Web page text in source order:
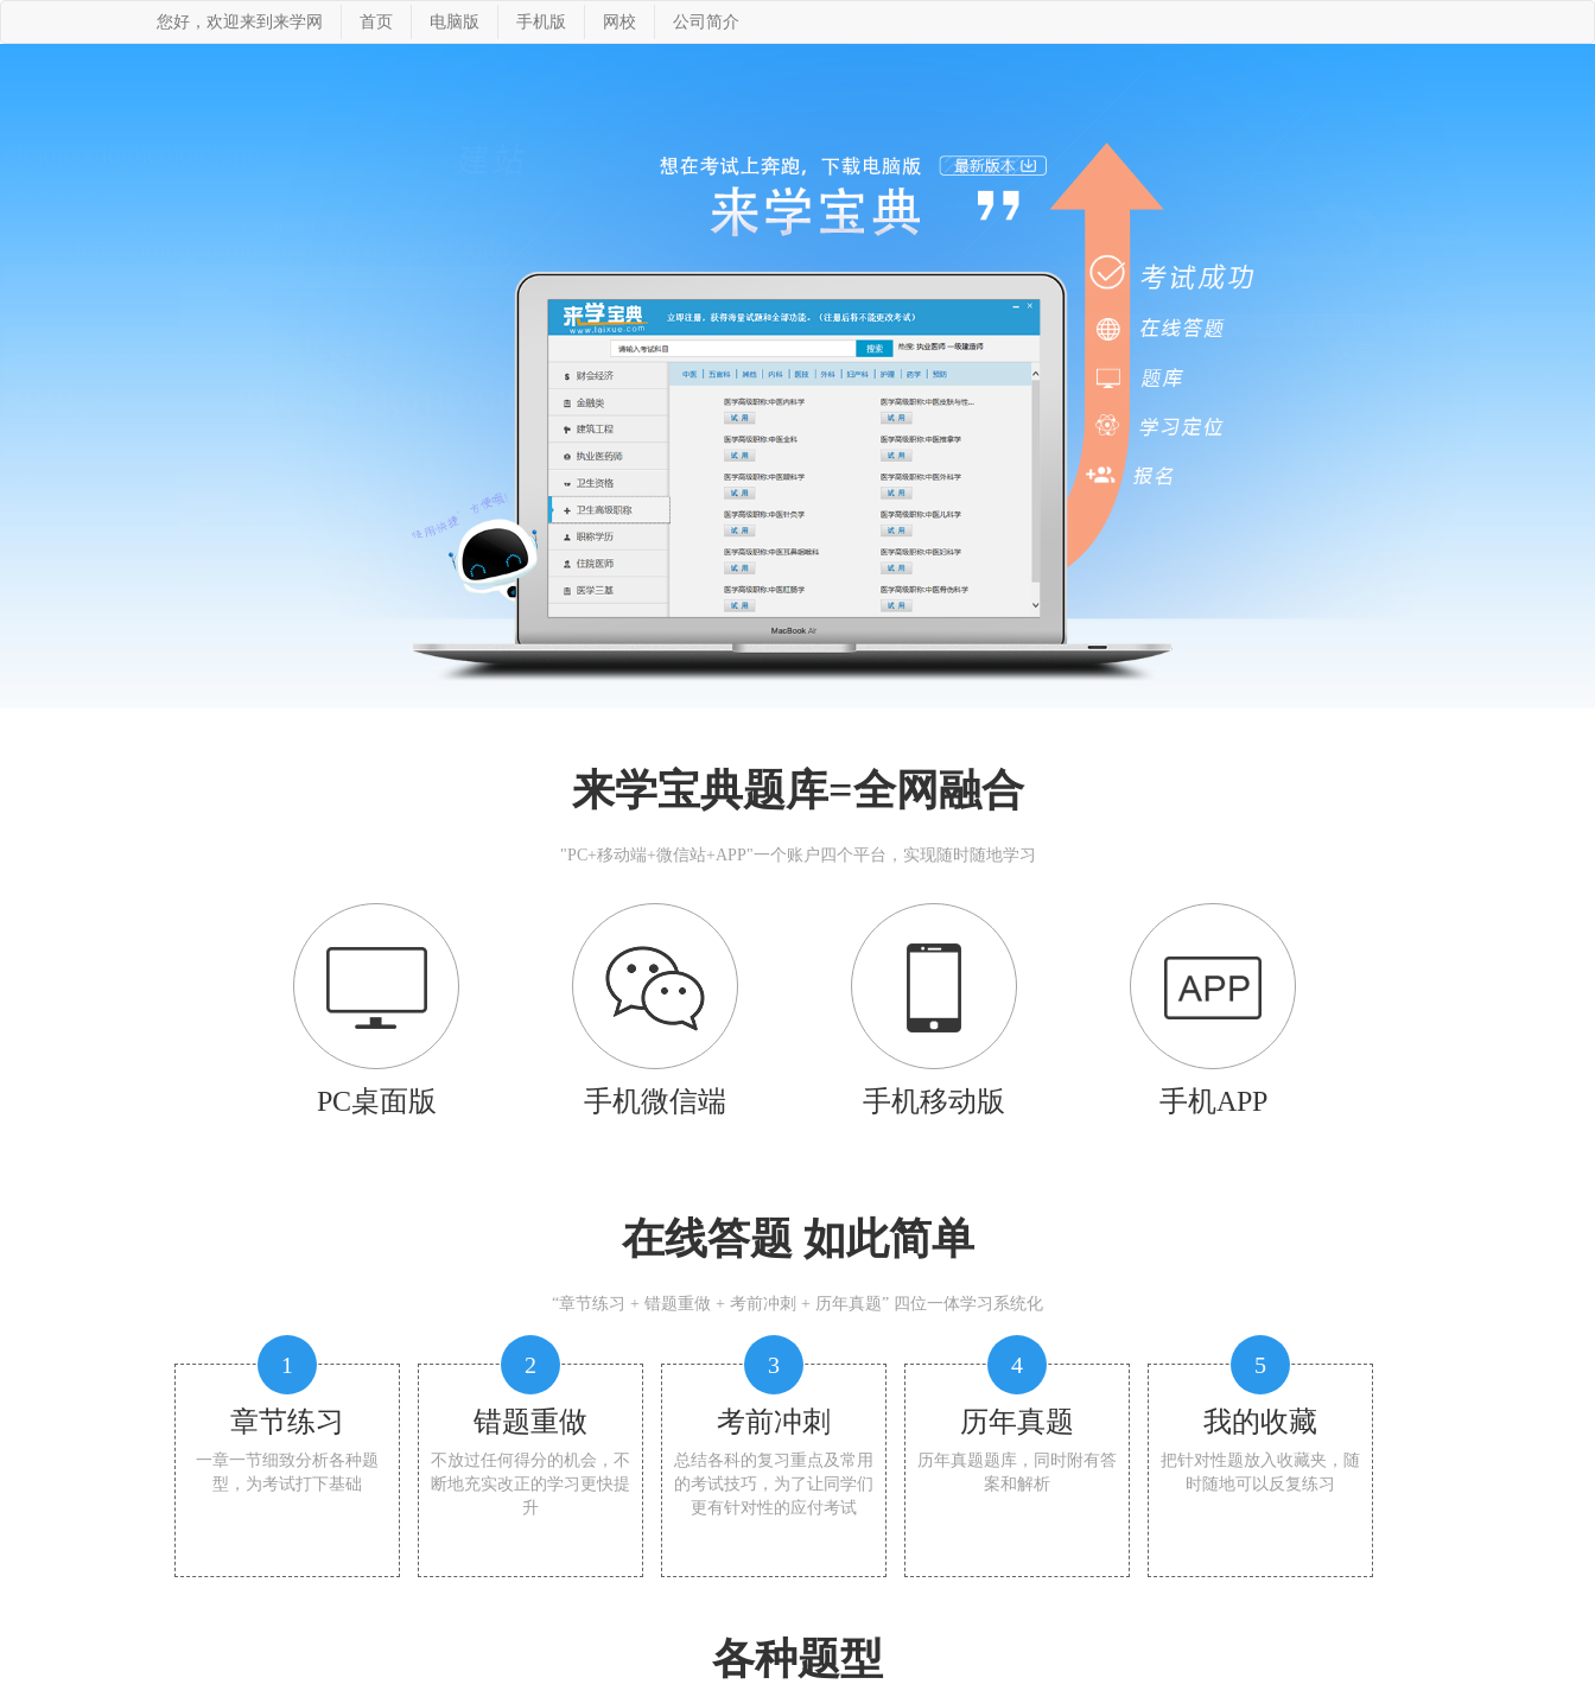
您好，欢迎来到来学网 首页 电脑版 手机版 网校 公司简介
来学宝典题库=全网融合
"PC+移动端+微信站+APP"一个账户四个平台，实现随时随地学习
PC桌面版 手机微信端 手机移动版 手机APP
在线答题 如此简单
“章节练习 + 错题重做 + 考前冲刺 + 历年真题” 四位一体学习系统化
1
章节练习
一章一节细致分析各种题
型，为考试打下基础
2
错题重做
不放过任何得分的机会，不
断地充实改正的学习更快提
升
3
考前冲刺
总结各科的复习重点及常用
的考试技巧，为了让同学们
更有针对性的应付考试
4
历年真题
历年真题题库，同时附有答
案和解析
5
我的收藏
把针对性题放入收藏夹，随
时随地可以反复练习
各种题型